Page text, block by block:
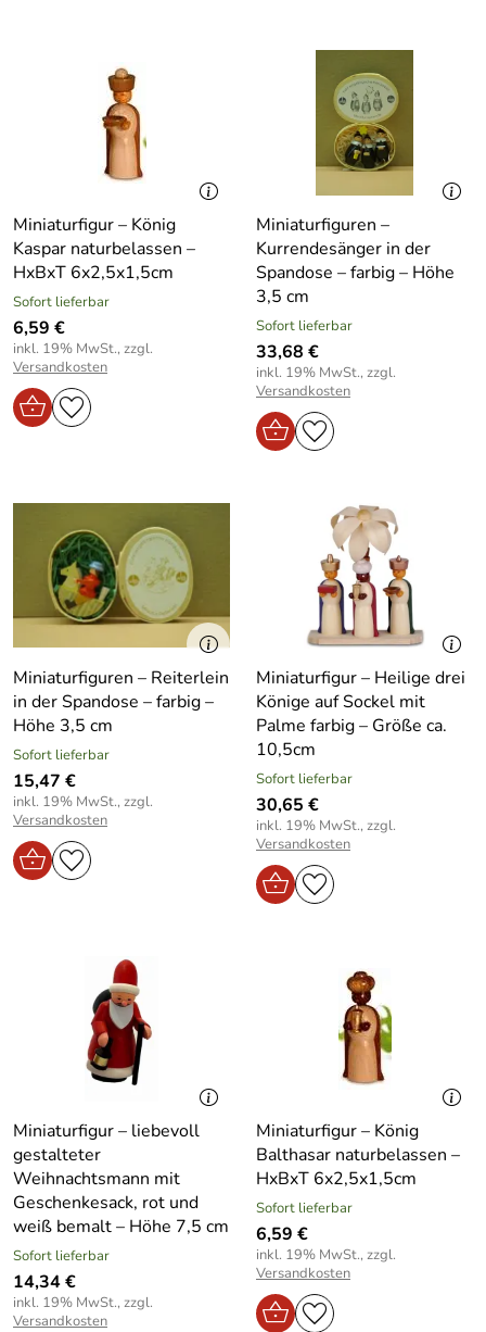
Miniaturfigur – König
Kaspar naturbelassen –
HxBxT 6x2,5x1,5cm
Sofort lieferbar
6,59 €
inkl. 19% MwSt., zzgl.
Versandkosten
Miniaturfiguren –
Kurrendesänger in der
Spandose – farbig – Höhe
3,5 cm
Sofort lieferbar
33,68 €
inkl. 19% MwSt., zzgl.
Versandkosten
Miniaturfiguren – Reiterlein
in der Spandose – farbig –
Höhe 3,5 cm
Sofort lieferbar
15,47 €
inkl. 19% MwSt., zzgl.
Versandkosten
Miniaturfigur – Heilige drei
Könige auf Sockel mit
Palme farbig – Größe ca.
10,5cm
Sofort lieferbar
30,65 €
inkl. 19% MwSt., zzgl.
Versandkosten
Miniaturfigur – liebevoll
gestalteter
Weihnachtsmann mit
Geschenkesack, rot und
weiß bemalt – Höhe 7,5 cm
Sofort lieferbar
14,34 €
inkl. 19% MwSt., zzgl.
Versandkosten
Miniaturfigur – König
Balthasar naturbelassen –
HxBxT 6x2,5x1,5cm
Sofort lieferbar
6,59 €
inkl. 19% MwSt., zzgl.
Versandkosten